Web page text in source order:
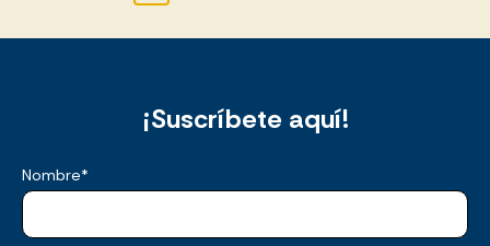
¡Suscríbete aquí!
Nombre*